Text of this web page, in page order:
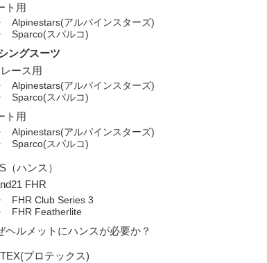
ト用
Alpinestars(アルパインスターズ)
Sparco(スパルコ)
ングスーツ
ース用
Alpinestars(アルパインスターズ)
Sparco(スパルコ)
ト用
Alpinestars(アルパインスターズ)
Sparco(スパルコ)
（ハンス）
FHR
FHR Club Series 3
FHR Featherlite
ヘルメットにハンスが必要か？
プロテックス)